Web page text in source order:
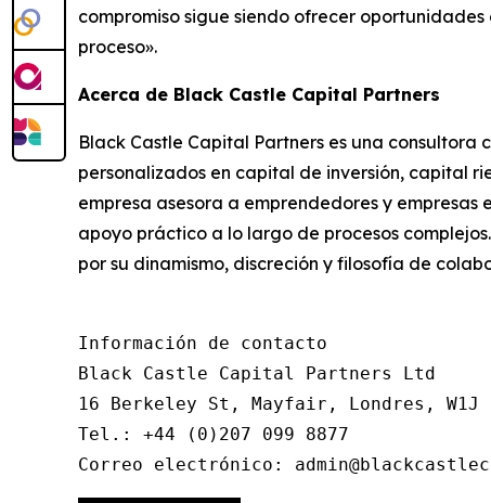
compromiso sigue siendo ofrecer
proceso».
Acerca de Black Castle Capital Partners
Black Castle Capital Partners es una
personalizados en capital de inversión, capital
empresa asesora a emprendedores y
apoyo práctico a lo largo de procesos
por su dinamismo, discreción y filosofía de
Información de contacto
Black Castle Capital Partners Ltd
16 Berkeley St, Mayfair, Londres, W1J
Tel.: +44 (0)207 099 8877
Correo electrónico: